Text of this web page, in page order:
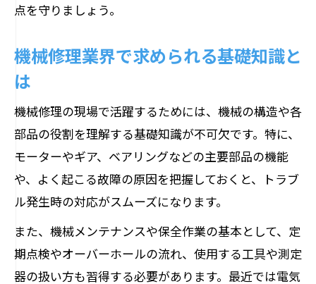
点を守りましょう。
機械修理業界で求められる基礎知識と
は
機械修理の現場で活躍するためには、機械の構造や各
部品の役割を理解する基礎知識が不可欠です。特に、
モーターやギア、ベアリングなどの主要部品の機能
や、よく起こる故障の原因を把握しておくと、トラブ
ル発生時の対応がスムーズになります。
また、機械メンテナンスや保全作業の基本として、定
期点検やオーバーホールの流れ、使用する工具や測定
器の扱い方も習得する必要があります。最近では電気